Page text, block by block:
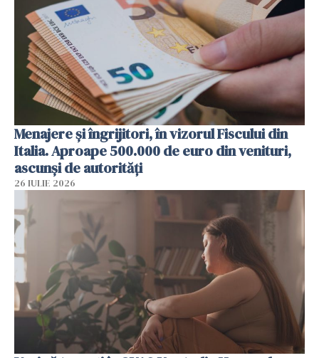
Menajere și îngrijitori, în vizorul Fiscului din
Italia. Aproape 500.000 de euro din venituri,
ascunși de autorități
26 IULIE 2026